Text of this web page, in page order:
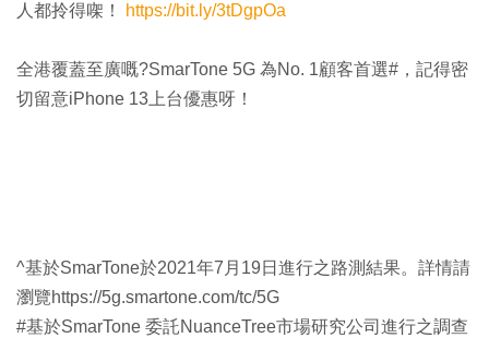
人都拎得㗎！
https://bit.ly/3tDgpOa
全港覆蓋至廣嘅?SmarTone 5G 為No. 1顧客首選#，記得密
切留意iPhone 13上台優惠呀！
^基於SmarTone於2021年7月19日進行之路測結果。詳情請
瀏覽https://5g.smartone.com/tc/5G
#基於SmarTone 委託NuanceTree市場研究公司進行之調查